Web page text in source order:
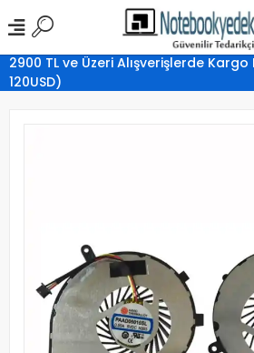
2900 TL ve Üzeri Alışverişlerde
120USD)